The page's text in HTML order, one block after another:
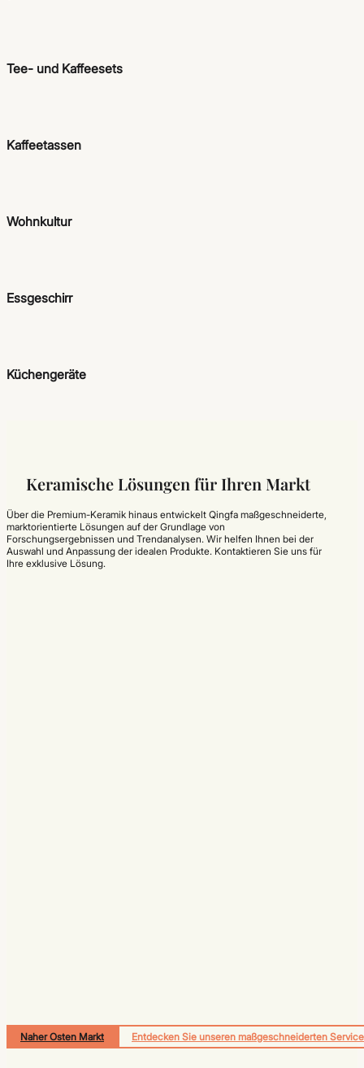
Tee- und Kaffeesets
Kaffeetassen
Wohnkultur
Essgeschirr
Küchengeräte
Keramische Lösungen für Ihren Markt
Über die Premium-Keramik hinaus entwickelt Qingfa maßgeschneiderte,
marktorientierte Lösungen auf der Grundlage von
Forschungsergebnissen und Trendanalysen. Wir helfen Ihnen bei der
Auswahl und Anpassung der idealen Produkte. Kontaktieren Sie uns für
Ihre exklusive Lösung.
Naher Osten Markt Entdecken Sie unseren maßgeschneiderten Service